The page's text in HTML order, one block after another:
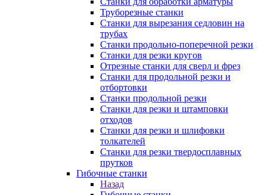
Труборезные станки
Станки для вырезания седловин на
трубаx
Станки продольно-поперечной резки
Станки для резки кругов
Отрезные станки для сверл и фрез
Станки для продольной резки и
отбортовки
Станки продольной резки
Станки для резки и штамповки
отходов
Станки для резки и шлифовки
толкателей
Станки для резки твердосплавных
прутков
Гибочные станки
Назад